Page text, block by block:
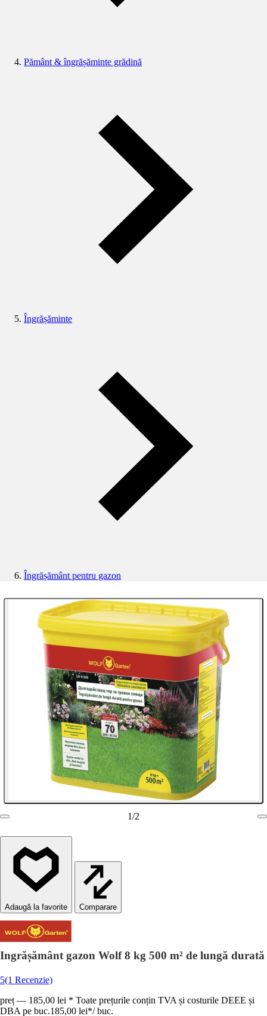
Pământ & îngrășăminte grădină
Îngrășăminte
Îngrășământ pentru gazon
1/2
Comparare
Ingrășământ gazon Wolf 8 kg 500 m² de lungă durată
5(1 Recenzie)
preț — 185,00 lei * Toate prețurile conțin TVA și costurile DEEE și
DBA pe buc.185,00 lei*/ buc.